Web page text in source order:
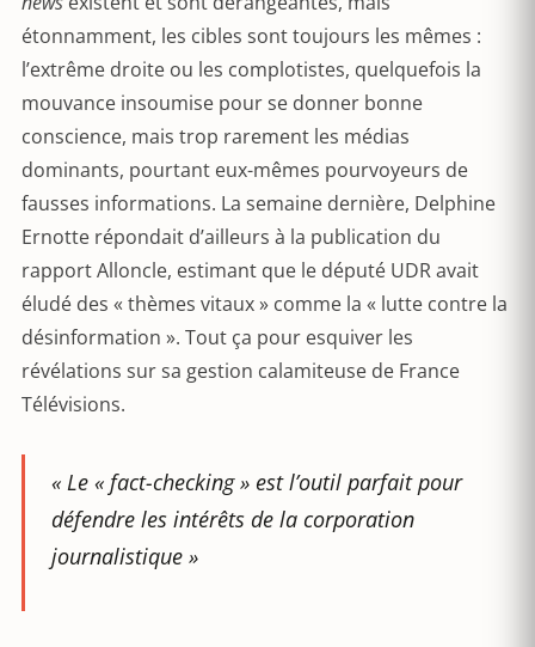
étonnamment, les cibles sont toujours les mêmes :
l’extrême droite ou les complotistes, quelquefois la
mouvance insoumise pour se donner bonne
conscience, mais trop rarement les médias
dominants, pourtant eux-mêmes pourvoyeurs de
fausses informations. La semaine dernière, Delphine
Ernotte répondait d’ailleurs à la publication du
rapport Alloncle, estimant que le député UDR avait
éludé des « thèmes vitaux » comme la « lutte contre la
désinformation ». Tout ça pour esquiver les
révélations sur sa gestion calamiteuse de France
Télévisions.
« Le « fact-checking » est l’outil parfait pour
défendre les intérêts de la corporation
journalistique »